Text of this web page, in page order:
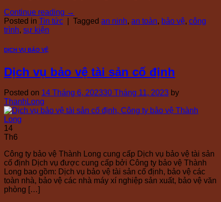
Continue reading →
Posted in Tin tức Tagged an ninh, an toàn, bảo vệ, công
trình, sự kiện
DỊCH VỤ BẢO VỆ
Dịch vụ bảo vệ tài sản cố định
Posted on 14 Tháng 6, 202330 Tháng 11, 2023 by
ThanhLong
14
Th6
Công ty bảo vệ Thành Long cung cấp Dịch vụ bảo vệ tài sản
cố định Dịch vụ được cung cấp bởi Công ty bảo vệ Thành
Long bao gồm: Dịch vụ bảo vệ tài sản cố định, bảo vệ các
toàn nhà, bảo vệ các nhà máy xí nghiệp sản xuất, bảo vệ văn
phòng […]